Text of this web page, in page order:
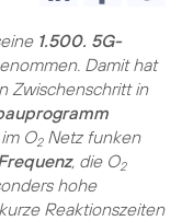
1.500. 5G-
Damit hat
Zwischenschritt in
O2Netz funken
, die O2
hohe
Reaktionszeiten